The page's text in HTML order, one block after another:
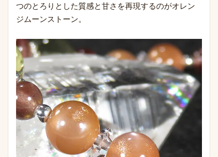
つのとろりとした質感と甘さを再現するのがオレン
ジムーンストーン。